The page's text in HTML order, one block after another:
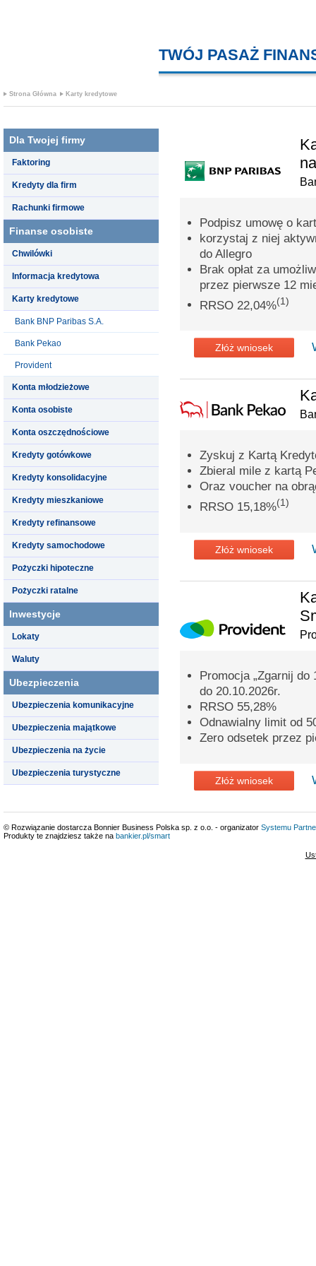
TWÓJ PASAŻ
Strona Główna Karty kredytowe
Dla Twojej firmy
Faktoring
Kredyty dla firm
Rachunki firmowe
Finanse osobiste
Chwilówki
Informacja kredytowa
Karty kredytowe
Bank BNP Paribas S.A.
Bank Pekao
Provident
Konta młodzieżowe
Konta osobiste
Konta oszczędnościowe
Kredyty gotówkowe
Kredyty konsolidacyjne
Kredyty mieszkaniowe
Kredyty refinansowe
Kredyty samochodowe
Pożyczki hipoteczne
Pożyczki ratalne
Inwestycje
Lokaty
Waluty
Ubezpieczenia
Ubezpieczenia komunikacyjne
Ubezpieczenia majątkowe
Ubezpieczenia na życie
Ubezpieczenia turystyczne
Podpisz umowę o
korzystaj z niej
do Allegro
Brak opłat za
przez pierwsze 12
RRSO 22,04%(1)
Złóż wniosek
Zyskuj z Kartą
Zbieral mile z kartą
Oraz voucher na
RRSO 15,18%(1)
Złóż wniosek
Promocja „Zgarnij do
do 20.10.2026r.
RRSO 55,28%
Odnawialny limit od
Zero odsetek przez
Złóż wniosek
© Rozwiązanie dostarcza Bonnier Business Polska sp. z o.o. - organizator Systemu
Produkty te znajdziesz także na bankier.pl/smart